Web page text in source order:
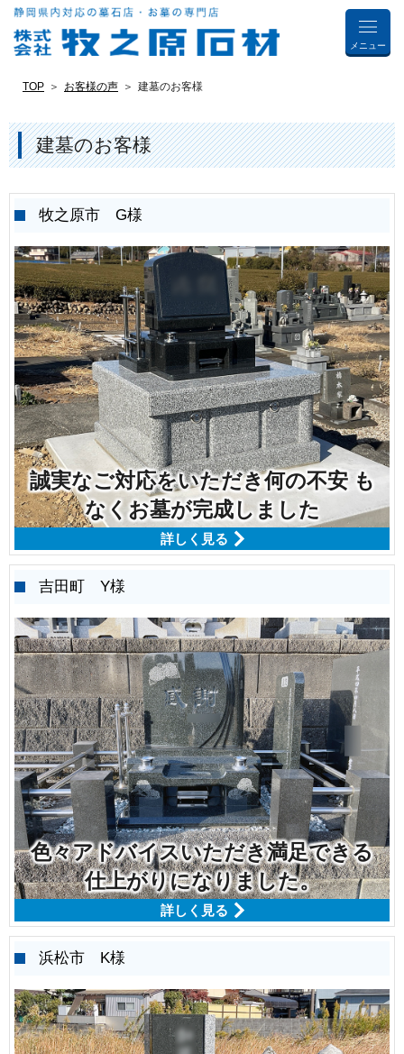
メニュー
TOP お客様の声 建墓のお客様
建墓のお客様
牧之原市 G様
誠実なご対応をいただき何の不安 も
なくお墓が完成しました
詳しく見る
吉田町 Y様
色々アドバイスいただき満足できる
仕上がりになりました。
詳しく見る
浜松市 K様